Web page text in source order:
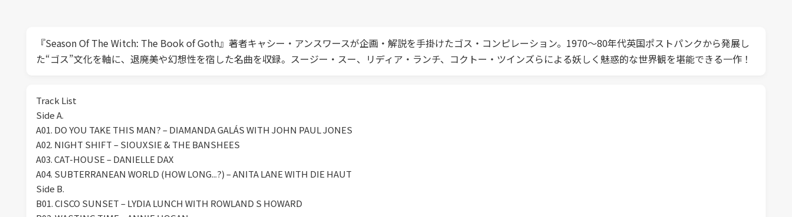
『Season Of The Witch: The Book of Goth』著者キャシー・アンスワースが企画・解説を手掛けたゴス・コンピレーション。1970～80年代英国ポストパンクから発展し
た“ゴス”文化を軸に、退廃美や幻想性を宿した名曲を収録。スージー・スー、リディア・ランチ、コクトー・ツインズらによる妖しく魅惑的な世界観を堪能できる一作！
Track List
Side A.
A01. DO YOU TAKE THIS MAN? – DIAMANDA GALÁS WITH JOHN PAUL JONES
A02. NIGHT SHIFT – SIOUXSIE & THE BANSHEES
A03. CAT-HOUSE – DANIELLE DAX
A04. SUBTERRANEAN WORLD (HOW LONG...?) – ANITA LANE WITH DIE HAUT
Side B.
B01. CISCO SUNSET – LYDIA LUNCH WITH ROWLAND S HOWARD